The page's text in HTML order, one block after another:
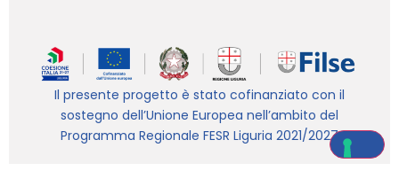
Il presente progetto è stato cofinanziato con il
sostegno dell’Unione Europea nell’ambito del
Programma Regionale FESR Liguria 2021/2027